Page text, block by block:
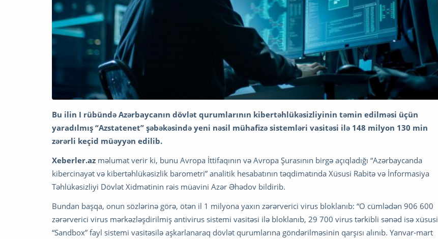
Bu ilin I rübündə Azərbaycanın dövlət qurumlarının kibertəhlükəsizliyinin təmin edilməsi üçün
yaradılmış “Azstatenet” şəbəkəsində yeni nəsil mühafizə sistemləri vasitəsi ilə 148 milyon 130 min
zərərli keçid müəyyən edilib.
Xeberler.az məlumat verir ki, bunu Avropa İttifaqının və Avropa Şurasının birgə açıqladığı “Azərbaycanda
kibercinayət və kibertəhlükəsizlik barometri” analitik hesabatının təqdimatında Xüsusi Rabitə və İnformasiya
Təhlükəsizliyi Dövlət Xidmətinin rəis müavini Azər Əhədov bildirib.
Bundan başqa, onun sözlərinə görə, ötən il 1 milyona yaxın zərərverici virus bloklanıb: “O cümlədən 906 600
zərərverici virus mərkəzləşdirilmiş antivirus sistemi vasitəsi ilə bloklanıb, 29 700 virus tərkibli sənəd isə xüsusi
“Sandbox” fayl sistemi vasitəsilə aşkarlanaraq dövlət qurumlarına göndərilməsinin qarşısı alınıb. Yanvar-mart